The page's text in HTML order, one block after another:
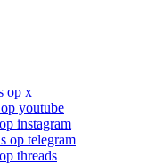
op x
youtube
instagram
op telegram
threads